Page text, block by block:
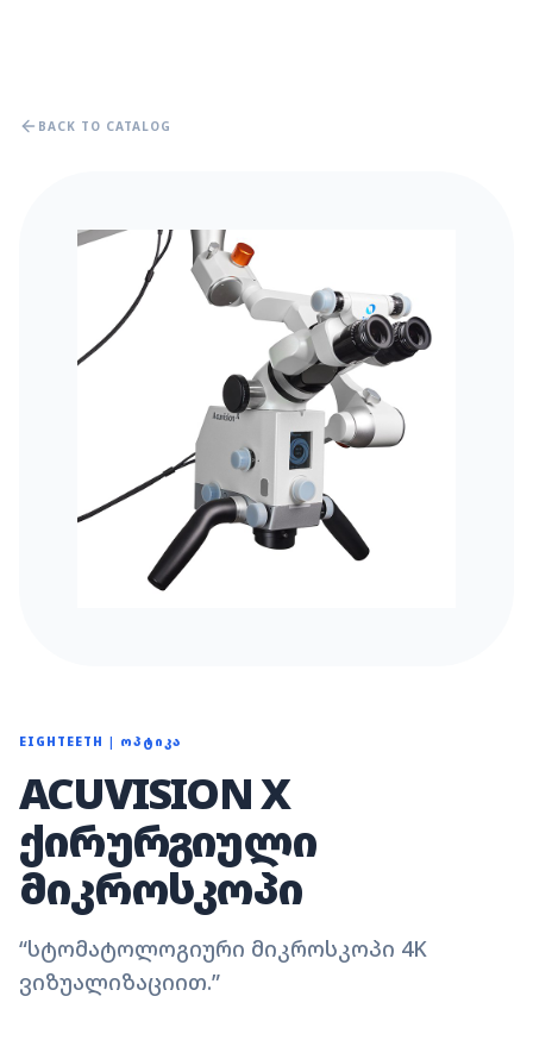
BACK TO CATALOG
EIGHTEETH | ᲝᲞᲢᲘᲙᲐ
ACUVISION X
ᲥᲘᲠᲣᲠᲒᲘᲣᲚᲘ
ᲛᲘᲙᲠᲝᲡᲙᲝᲞᲘ
“სტომატოლოგიური მიკროსკოპი 4K
ვიზუალიზაციით.”